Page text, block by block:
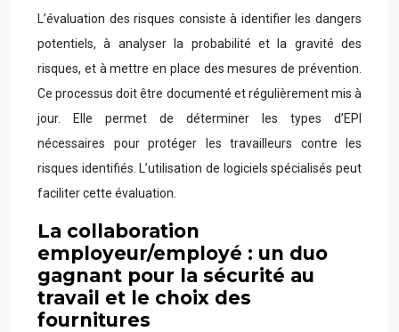
L’évaluation des risques consiste à identifier les dangers
potentiels, à analyser la probabilité et la gravité des
risques, et à mettre en place des mesures de prévention.
Ce processus doit être documenté et régulièrement mis à
jour. Elle permet de déterminer les types d’EPI
nécessaires pour protéger les travailleurs contre les
risques identifiés. L’utilisation de logiciels spécialisés peut
faciliter cette évaluation.
La collaboration
employeur/employé : un duo
gagnant pour la sécurité au
travail et le choix des
fournitures